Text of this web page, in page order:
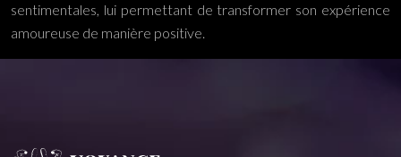
sentimentales, lui permettant de transformer son expérience
amoureuse de manière positive.